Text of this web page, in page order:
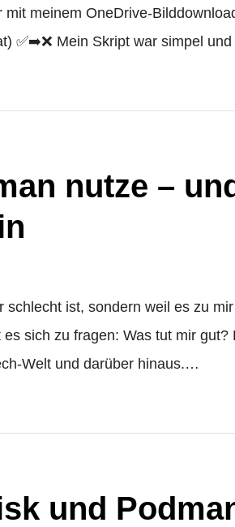
meinem OneDrive-
✅➡️❌ Mein Skript war simpel
nutze –
ist, sondern weil es zu
sich zu fragen: Was tut mir gut?
Welt und darüber hinaus.…
und